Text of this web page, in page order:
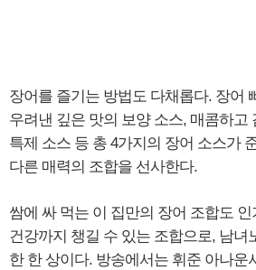
장어를 즐기는 방법도 다채롭다. 장어
우려낸 깊은 맛의 보양 소스, 매콤하고
특제 소스 등 총 4가지의 장어 소스가
다른 매력의 조합을 선사한다.
쌈에 싸 먹는 이 집만의 장어 조합도
건강까지 챙길 수 있는 조합으로, 남녀
한 한 상이다. 방송에서는 휘준 아나운